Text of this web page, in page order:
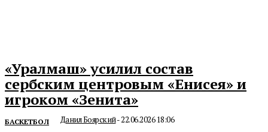
«Уралмаш» усилил состав
сербским центровым «Енисея» и
игроком «Зенита»
БАСКЕТБОЛ Данил Боярский-22.06.2026 18:06